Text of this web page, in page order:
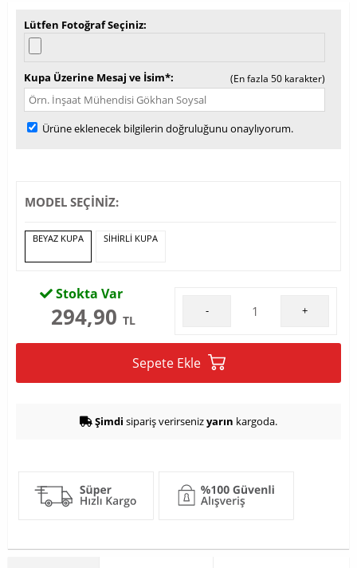
Lütfen Fotoğraf Seçiniz
Kupa Üzerine Mesaj ve İsim* (En fazla 50 karakter)
Ürüne eklenecek bilgilerin doğruluğunu onaylıyorum.
MODEL SEÇİNİZ:
BEYAZ KUPA SİHİRLİ KUPA
Stokta Var
294,90 TL
- +
Sepete Ekle
Şimdi sipariş verirsenizyarın kargoda.